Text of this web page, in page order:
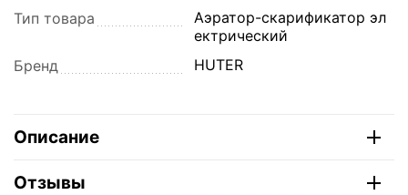
Тип товара
Аэратор-скарификатор эл
ектрический
Бренд
HUTER
Описание
Отзывы